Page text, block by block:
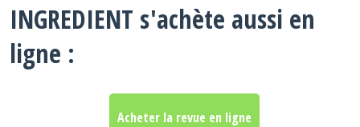
INGREDIENT s'achète aussi en
ligne :
Acheter la revue en ligne